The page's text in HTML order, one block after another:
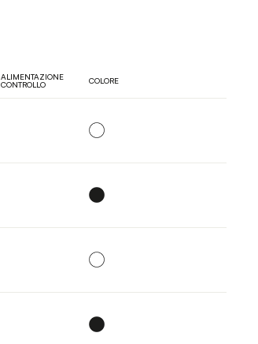
ALIMENTAZIONE
CONTROLLO
COLORE